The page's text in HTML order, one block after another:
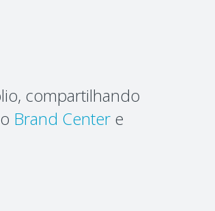
compartilhando
Brand Centere